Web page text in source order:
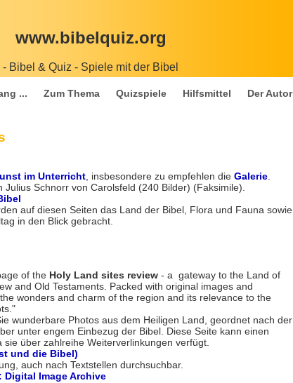
www.bibelquiz.org
- Bibel & Quiz - Spiele mit der Bibel
... Zum Thema Quizspiele Hilfsmittel Der Autor
im Unterricht, insbesondere zu empfehlen die Galerie.
Julius Schnorr von Carolsfeld (240 Bilder) (Faksimile).
auf diesen Seiten das Land der Bibel, Flora und Fauna sowie
in den Blick gebracht.
of the Holy Land sites review - a gateway to the Land of
and Old Testaments. Packed with original images and
wonders and charm of the region and its relevance to the
wunderbare Photos aus dem Heiligen Land, geordnet nach der
unter engem Einbezug der Bibel. Diese Seite kann einen
über zahlreihe Weiterverlinkungen verfügt.
und die Bibel)
auch nach Textstellen durchsuchbar.
Image Archive